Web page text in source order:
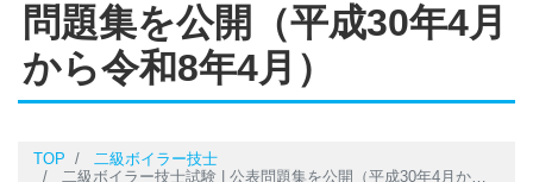
問題集を公開（平成30年4月
から令和8年4月）
TOP
二級ボイラー技士
二級ボイラー技士試験 | 公表問題集を公開（平成30年4月から令和8年4月）